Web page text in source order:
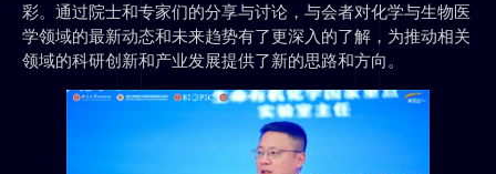
彩。通过院士和专家们的分享与讨论，与会者对化学与生物医
学领域的最新动态和未来趋势有了更深入的了解，为推动相关
领域的科研创新和产业发展提供了新的思路和方向。